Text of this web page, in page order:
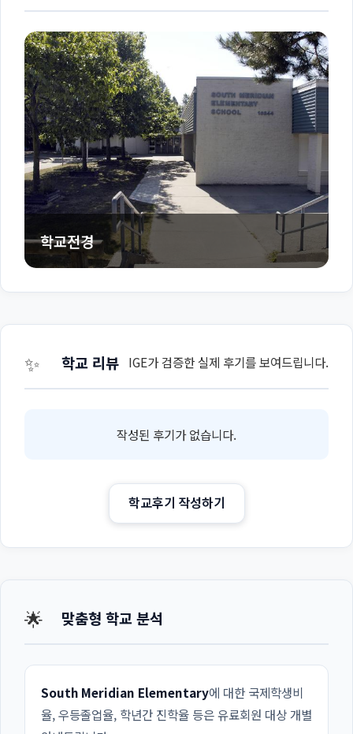
학교전경
✨ 학교 리뷰 IGE가 검증한 실제 후기를 보여드립니다.
작성된 후기가 없습니다.
학교후기 작성하기
🌟 맞춤형 학교 분석
South Meridian Elementary에 대한 국제학생비
율, 우등졸업율, 학년간 진학율 등은 유료회원 대상 개별